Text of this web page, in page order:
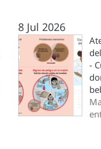
8 Jul 2026
-